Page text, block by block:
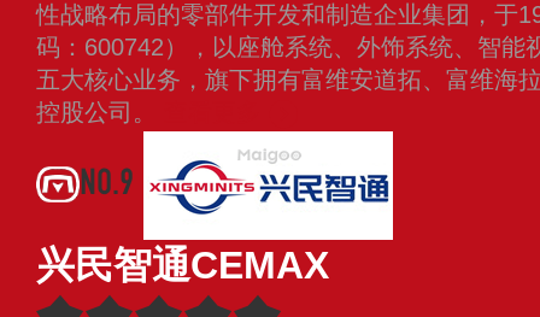
性战略布局的零部件开发和制造企业集团，于
码：600742），以座舱系统、外饰系统、智能
五大核心业务，旗下拥有富维安道拓、富维海
控股公司。
NO.9
兴民智通CEMAX